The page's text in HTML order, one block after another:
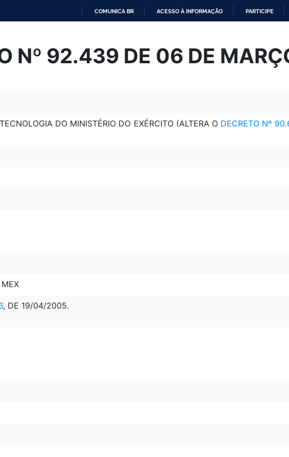
CONTEÚDO
COMUNICA BR ACESSO À INFORMAÇÃO PARTICIPE
Nº 92.439 DE 06 DE
DO MINISTÉRIO DO EXÉRCITO (ALTERA O DECRETO Nº
, DE 19/04/2005.